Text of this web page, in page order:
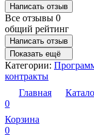
Написать отзыв
Все отзывы 0
общий рейтинг
Написать отзыв
Показать ещё
Категории:
контракты
Главная
0
Корзина
0